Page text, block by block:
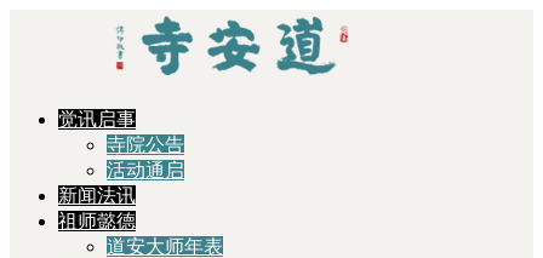
觉讯启事
寺院公告
活动通启
新闻法讯
祖师懿德
道安大师年表